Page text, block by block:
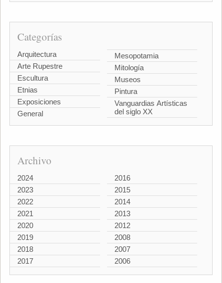
Categorías
Arquitectura
Arte Rupestre
Escultura
Etnias
Exposiciones
General
Mesopotamia
Mitología
Museos
Pintura
Vanguardias Artísticas
del siglo XX
Archivo
2024
2023
2022
2021
2020
2019
2018
2017
2016
2015
2014
2013
2012
2008
2007
2006